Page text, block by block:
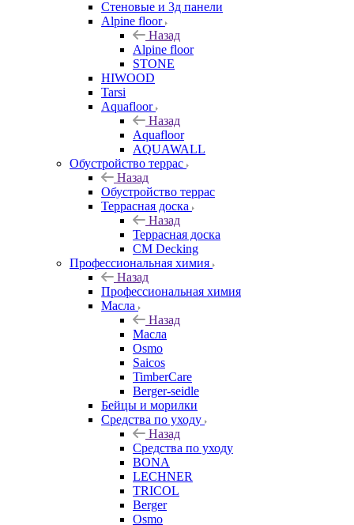
Стеновые и 3д панели
Alpine floor
Назад
Alpine floor
STONE
HIWOOD
Tarsi
Aquafloor
Назад
Aquafloor
AQUAWALL
Обустройство террас
Назад
Обустройство террас
Террасная доска
Назад
Террасная доска
CM Decking
Профессиональная химия
Назад
Профессиональная химия
Масла
Назад
Масла
Osmo
Saicos
TimberCare
Berger-seidle
Бейцы и морилки
Средства по уходу
Назад
Средства по уходу
BONA
LECHNER
TRICOL
Berger
Osmo